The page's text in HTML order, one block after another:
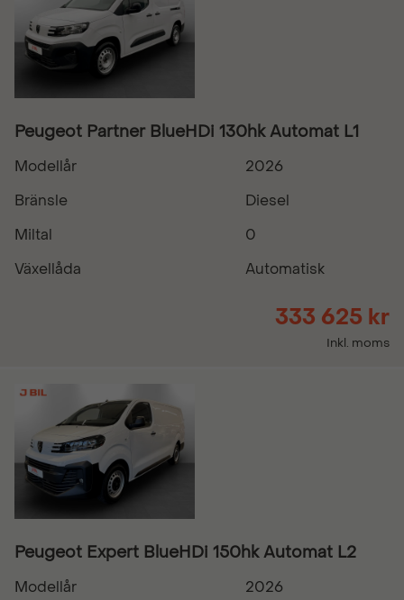
Peugeot Partner BlueHDi 130hk Automat L1
Modellår
2026
Bränsle
Diesel
Miltal
0
Växellåda
Automatisk
333 625 kr
Inkl. moms
Peugeot Expert BlueHDi 150hk Automat L2
Modellår 2026